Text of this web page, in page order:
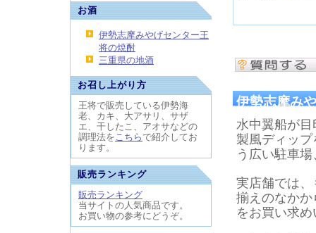
お酒
伊勢志摩みやげセンター王
将の焼酎
三重県の地酒
お召し上がり方
王将で販売している伊勢海
老、カキ、大アサリ、サザ
エ、干したこ、アオサなどの
調理法をこちら で紹介してお
ります。
販売ランキング
販売ランキング
当サイトの人気商品です。
お買い物の参考にどうぞ。
伊勢志摩み
水中翼船が
製風ディッ
う広い駐車
実店舗では
揃えのなか
をお買い求